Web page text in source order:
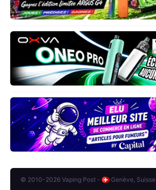
© 2010-2026 Vaping Post - Genève, Suisse